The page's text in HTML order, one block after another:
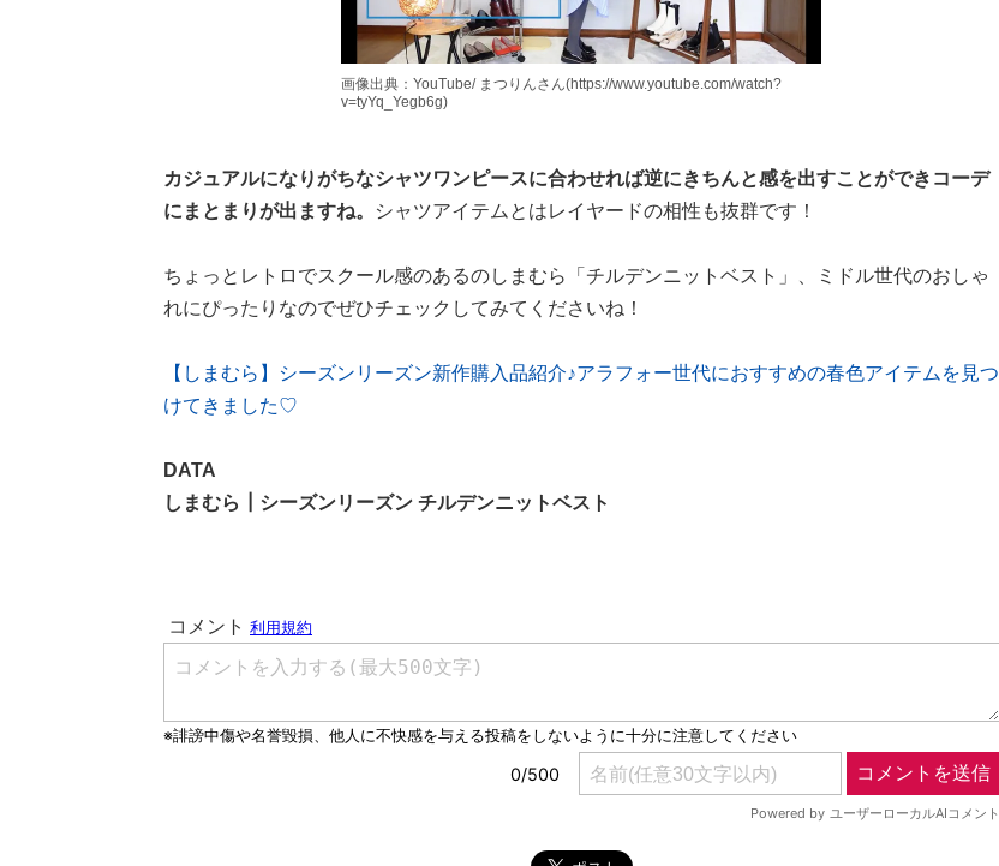
画像出典：YouTube/ まつりんさん(https://www.youtube.com/watch?
v=tyYq_Yegb6g)
カジュアルになりがちなシャツワンピースに合わせれば逆にきちんと感を出すことができコーデ
にまとまりが出ますね。
シャツアイテムとはレイヤードの相性も抜群です！
ちょっとレトロでスクール感のあるのしまむら「チルデンニットベスト」、ミドル世代のおしゃ
れにぴったりなのでぜひチェックしてみてくださいね！
【しまむら】シーズンリーズン新作購入品紹介♪アラフォー世代におすすめの春色アイテムを見つ
けてきました♡
DATA
しまむら┃シーズンリーズン チルデンニットベスト